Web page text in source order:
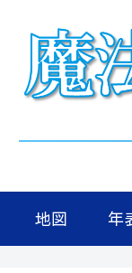
地図 年